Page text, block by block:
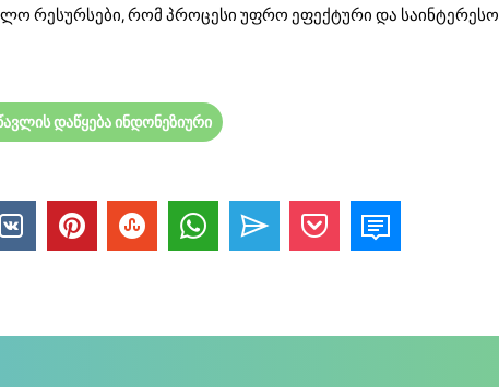
რესურსები, რომ პროცესი უფრო ეფექტური და საინტერესო
დაწყება ინდონეზიური